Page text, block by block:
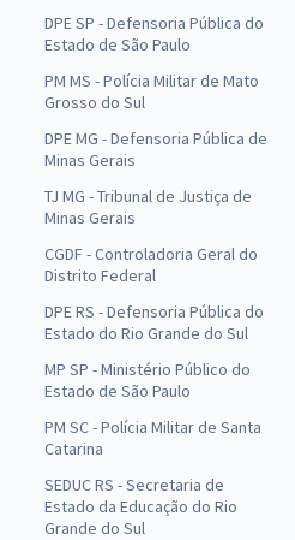
DPE SP - Defensoria Pública do
Estado de São Paulo
PM MS - Polícia Militar de Mato
Grosso do Sul
DPE MG - Defensoria Pública de
Minas Gerais
TJ MG - Tribunal de Justiça de
Minas Gerais
CGDF - Controladoria Geral do
Distrito Federal
DPE RS - Defensoria Pública do
Estado do Rio Grande do Sul
MP SP - Ministério Público do
Estado de São Paulo
PM SC - Polícia Militar de Santa
Catarina
SEDUC RS - Secretaria de
Estado da Educação do Rio
Grande do Sul